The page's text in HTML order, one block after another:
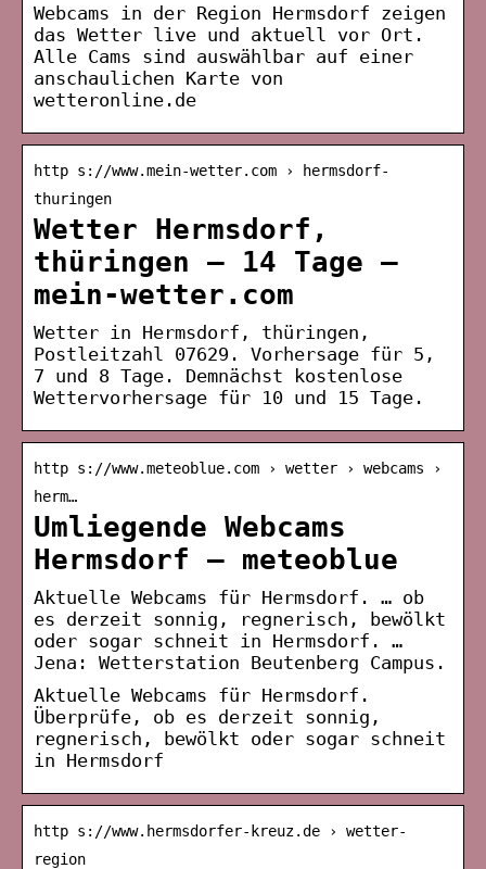
Webcams in der Region Hermsdorf zeigen
das Wetter live und aktuell vor Ort.
Alle Cams sind auswählbar auf einer
anschaulichen Karte von
wetteronline.de
http s://www.mein-wetter.com › hermsdorf-
thuringen
Wetter Hermsdorf,
thüringen – 14 Tage –
mein-wetter.com
Wetter in Hermsdorf, thüringen,
Postleitzahl 07629. Vorhersage für 5,
7 und 8 Tage. Demnächst kostenlose
Wettervorhersage für 10 und 15 Tage.
http s://www.meteoblue.com › wetter › webcams ›
herm…
Umliegende Webcams
Hermsdorf – meteoblue
Aktuelle Webcams für Hermsdorf. … ob
es derzeit sonnig, regnerisch, bewölkt
oder sogar schneit in Hermsdorf. …
Jena: Wetterstation Beutenberg Campus.
Aktuelle Webcams für Hermsdorf.
Überprüfe, ob es derzeit sonnig,
regnerisch, bewölkt oder sogar schneit
in Hermsdorf
http s://www.hermsdorfer-kreuz.de › wetter-
region